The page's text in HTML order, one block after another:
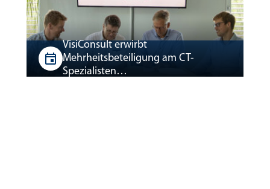
VisiConsult erwirbt
Mehrheitsbeteiligung am CT-
Spezialisten…